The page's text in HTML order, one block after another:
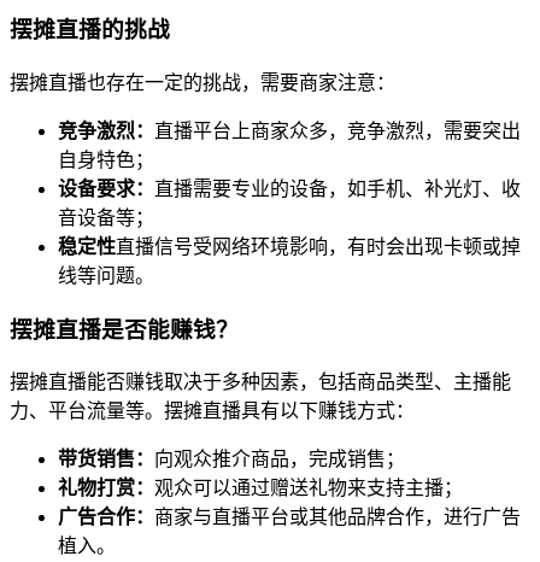
摆摊直播的挑战
摆摊直播也存在一定的挑战，需要商家注意：
竞争激烈： 直播平台上商家众多，竞争激烈，需要突出
自身特色；
设备要求： 直播需要专业的设备，如手机、补光灯、收
音设备等；
稳定性直播信号受网络环境影响，有时会出现卡顿或掉
线等问题。
摆摊直播是否能赚钱？
摆摊直播能否赚钱取决于多种因素，包括商品类型、主播能
力、平台流量等。摆摊直播具有以下赚钱方式：
带货销售： 向观众推介商品，完成销售；
礼物打赏： 观众可以通过赠送礼物来支持主播；
广告合作： 商家与直播平台或其他品牌合作，进行广告
植入。